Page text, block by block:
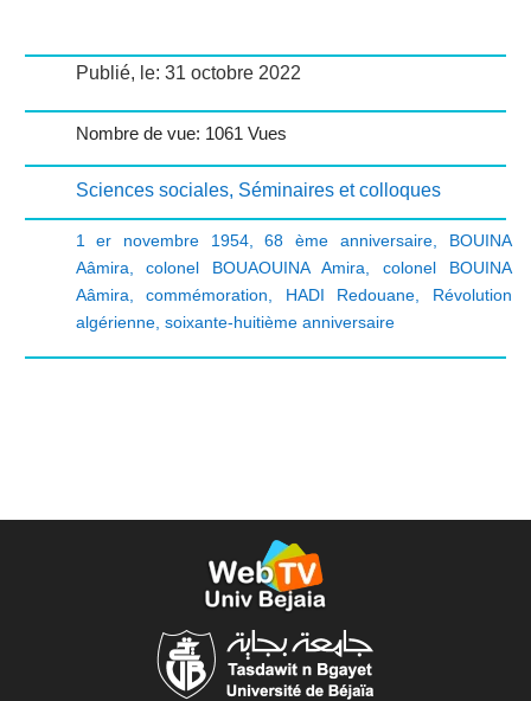
Publié, le: 31 octobre 2022
Nombre de vue: 1061 Vues
Sciences sociales, Séminaires et colloques
1 er novembre 1954,68 ème anniversaire, BOUINA
Aâmira ,colonel BOUAOUINA Amira
colonel BOUINA
Aâmira
commémoration HADI Redouane
Révolution
algérienne, soixante-huitième anniversaire